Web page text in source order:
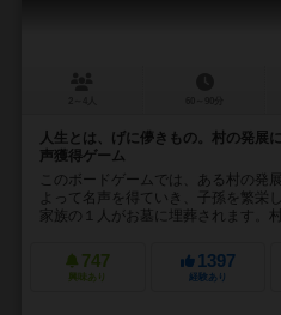
人生とは、げに儚きもの。村の発展
声獲得ゲーム
このボードゲームでは、ある村の発
よって名声を得ていき、子孫を繁栄
家族の１人がお墓に埋葬されます。
747
興味あり
1397
経験あり